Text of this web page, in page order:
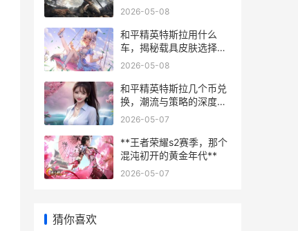
析获取途径与策略
2026-05-08
和平精英特斯拉用什么
车，揭秘载具皮肤选择之
道
2026-05-08
和平精英特斯拉几个币兑
换，潮流与策略的深度解
析，副标题，载具皮肤获
2026-05-07
**王者荣耀s2赛季，那个
混沌初开的黄金年代**
2026-05-07
猜你喜欢